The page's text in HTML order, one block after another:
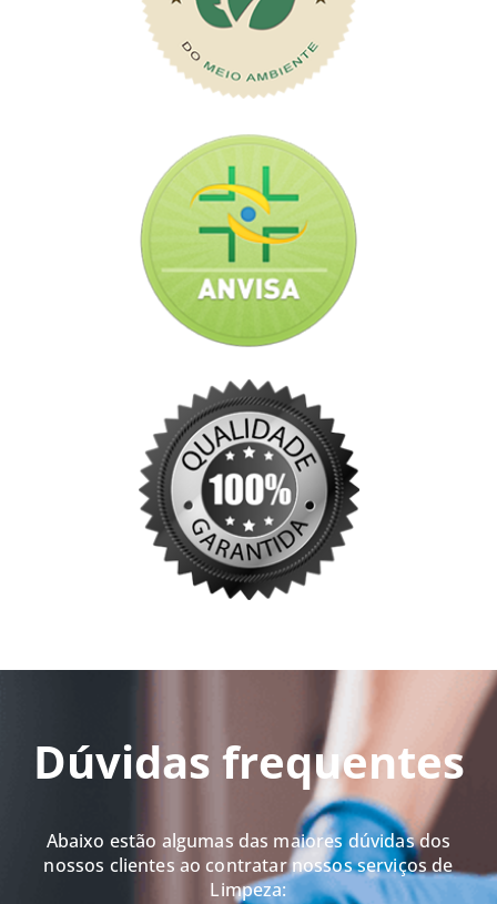
Dúvidas frequentes
Abaixo estão algumas das maiores dúvidas dos
nossos clientes ao contratar nossos serviços de
Limpeza: